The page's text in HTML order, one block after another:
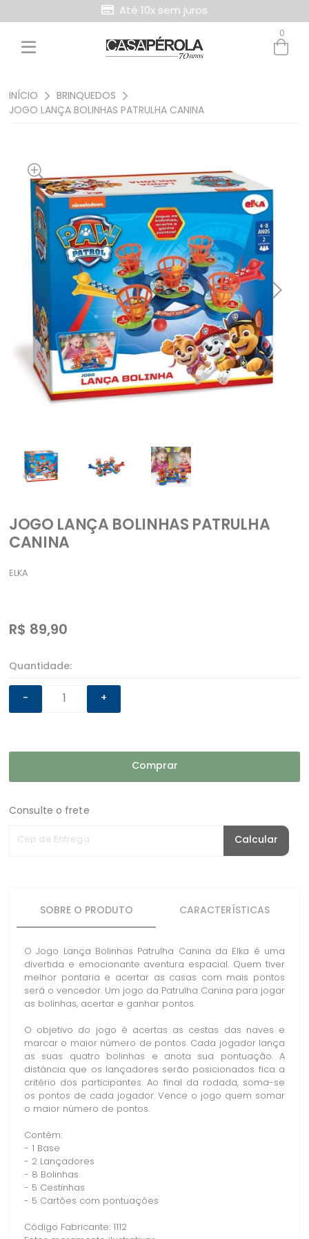
Entre com email ou cpf/cnpj
Até 10x sem juros
0
INÍCIO
BRINQUEDOS
JOGO LANÇA BOLINHAS PATRULHA CANINA
JOGO LANÇA BOLINHAS PATRULHA
CANINA
ELKA
R$ 89,90
Quantidade:
-
+
Comprar
Consulte o frete
Cep de Entrega Calcular
SOBRE O PRODUTO CARACTERÍSTICAS
O Jogo Lança Bolinhas Patrulha Canina da Elka é uma
divertida e emocionante aventura espacial. Quem tiver
melhor pontaria e acertar as casas com mais pontos
será o vencedor. Um jogo da Patrulha Canina para jogar
as bolinhas, acertar e ganhar pontos.
O objetivo do jogo é acertas as cestas das naves e
marcar o maior número de pontos. Cada jogador lança
as suas quatro bolinhas e anota sua pontuação. A
distância que os lançadores serão posicionados fica a
critério dos participantes. Ao final da rodada, soma-se
os pontos de cada jogador. Vence o jogo quem somar
o maior número de pontos.
Contém:
- 1 Base
- 2 Lançadores
- 8 Bolinhas
- 5 Cestinhas
- 5 Cartões com pontuações
Código Fabricante: 1112